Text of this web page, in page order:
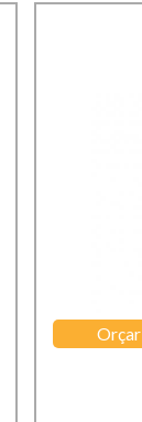
Orçar